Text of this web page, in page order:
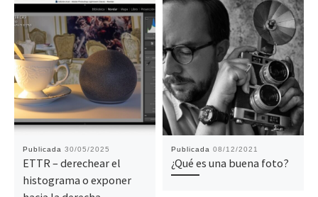
Publicada 30/05/2025
ETTR – derechear el
histograma o exponer
Publicada 08/12/2021
¿Qué es una buena foto?